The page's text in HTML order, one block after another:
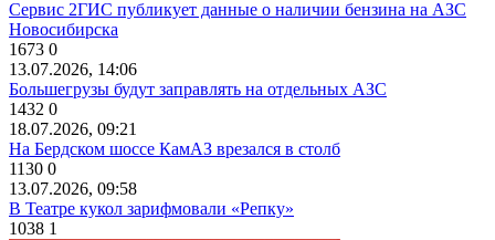
Сервис 2ГИС публикует данные о наличии бензина на АЗС
Новосибирска
1673 0
13.07.2026, 14:06
Большегрузы будут заправлять на отдельных АЗС
1432 0
18.07.2026, 09:21
На Бердском шоссе КамАЗ врезался в столб
1130 0
13.07.2026, 09:58
В Театре кукол зарифмовали «Репку»
1038 1